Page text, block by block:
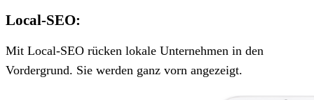
Local-SEO:
Mit Local-SEO rücken lokale Unternehmen in den
Vordergrund. Sie werden ganz vorn angezeigt.